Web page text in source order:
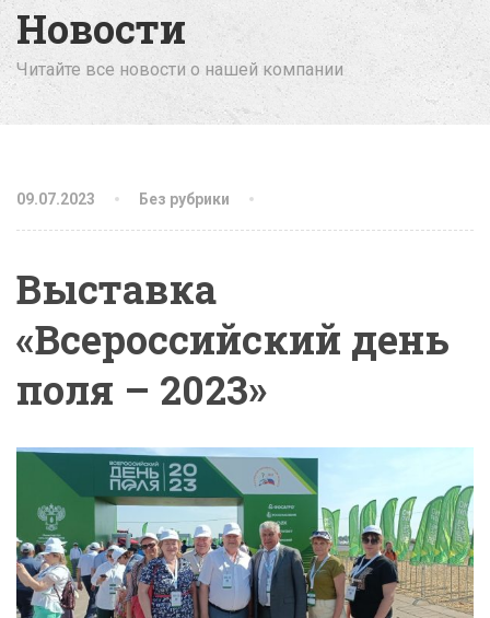
Новости
Читайте все новости о нашей компании
09.07.2023 Без рубрики
Выставка
«Всероссийский день
поля – 2023»